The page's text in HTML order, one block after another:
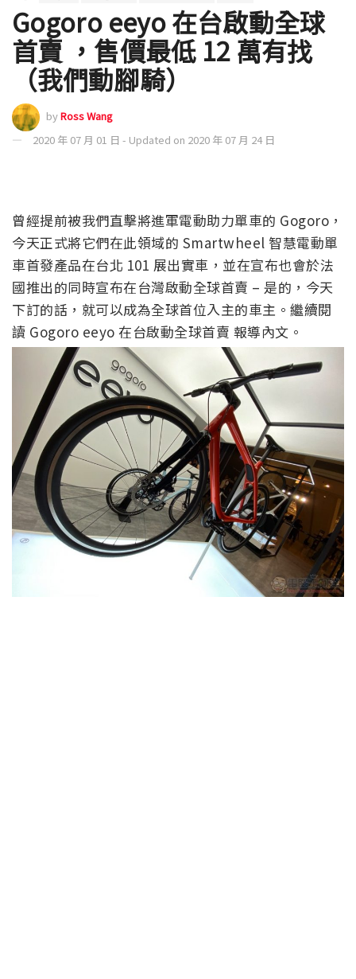
Gogoro eeyo 在台啟動全球
首賣 ，售價最低 12 萬有找
（我們動腳騎）
byRoss Wang
2020 年 07 月 01 日 - Updated on 2020 年 07 月 24 日
曾經提前被我們直擊將進軍電動助力單車的 Gogoro，
今天正式將它們在此領域的 Smartwheel 智慧電動單
車首發產品在台北 101 展出實車，並在宣布也會於法
國推出的同時宣布在台灣啟動全球首賣 – 是的，今天
下訂的話，就可以成為全球首位入主的車主。繼續閱
讀 Gogoro eeyo 在台啟動全球首賣 報導內文。